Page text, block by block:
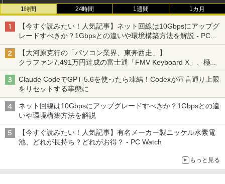
1時間 24時間 1週間 1カ月
【今すぐ読みたい！人気記事】ネット回線は10Gbpsにアップグ
レードすべきか？1Gbpsとの違いや環境構築方法を解説 - PC
Watch
【大河原克行の「パソコン業界、東奔西走」】
クラファン7,491万円達成の富士通「FMV Keyboard X」、極限
の静音化を追求
Claude CodeでGPT-5.6を使ったら凍結！Codexが宣言通り上限
をリセットする事態に
ネット回線は10Gbpsにアップグレードすべきか？1Gbpsとの違
いや環境構築方法を解説
【今すぐ読みたい！人気記事】有名メーカー製ニッケル水素電
池、どれが長持ち？どれがお得？ - PC Watch
もっと見る